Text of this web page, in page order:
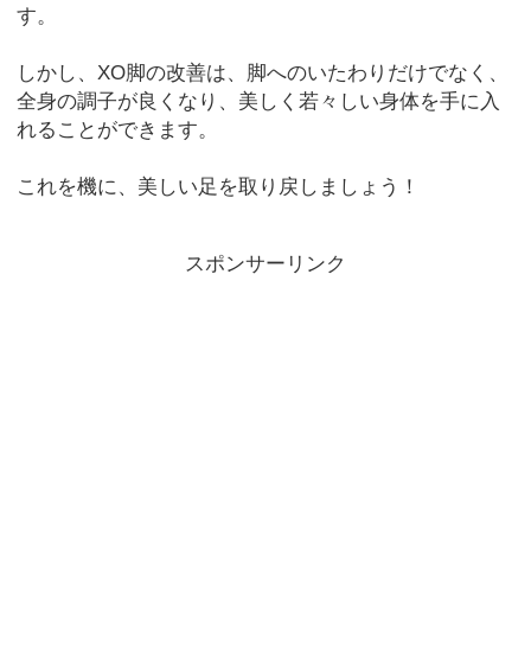
す。
しかし、XO脚の改善は、脚へのいたわりだけでなく、
全身の調子が良くなり、美しく若々しい身体を手に入
れることができます。
これを機に、美しい足を取り戻しましょう！
スポンサーリンク